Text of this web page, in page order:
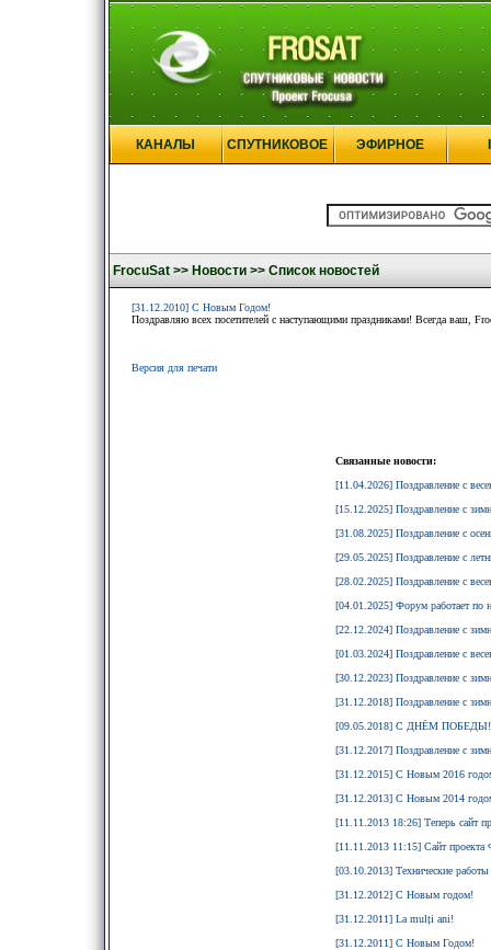
КАНАЛЫ СПУТНИКОВОЕ ЭФИРНОЕ
FrocuSat >> Новости >> Список новостей
[31.12.2010] С Новым Годом!
Поздравляю всех посетителей с наступающими праздниками! Всегда ваш,
Версия для печати
Связанные новости:
[11.04.2026] Поздравление с
[15.12.2025] Поздравление с
[31.08.2025] Поздравление с
[29.05.2025] Поздравление с
[28.02.2025] Поздравление с
[04.01.2025] Форум работает по
[22.12.2024] Поздравление с
[01.03.2024] Поздравление с
[30.12.2023] Поздравление с
[31.12.2018] Поздравление с
[09.05.2018] С ДНЁМ ПОБЕДЫ!
[31.12.2017] Поздравление с
[31.12.2015] С Новым 2016
[31.12.2013] С Новым 2014
[11.11.2013 18:26] Теперь сайт
[11.11.2013 11:15] Сайт проекта
[03.10.2013] Технические работы
[31.12.2012] С Новым годом!
[31.12.2011] La mulți ani!
[31.12.2011] С Новым Годом!